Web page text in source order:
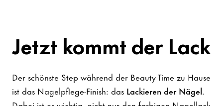
Jetzt kommt der Lack
Der schönste Step während der Beauty Time zu Hause
ist das Nagelpflege-Finish: das Lackieren der Nägel.